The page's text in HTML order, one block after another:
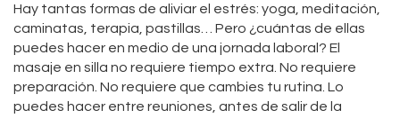
Hay tantas formas de aliviar el estrés: yoga, meditación,
caminatas, terapia, pastillas… Pero ¿cuántas de ellas
puedes hacer en medio de una jornada laboral? El
masaje en silla no requiere tiempo extra. No requiere
preparación. No requiere que cambies tu rutina. Lo
puedes hacer entre reuniones, antes de salir de la